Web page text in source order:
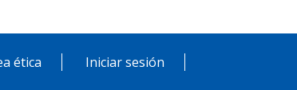
ética
Iniciar sesión